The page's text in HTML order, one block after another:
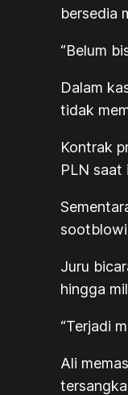
bersedia
“Belum
Dalam
tidak
Kontrak
PLN saat
Juru
hingga
“Terjadi
Ali